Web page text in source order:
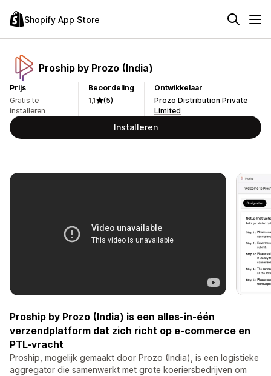
Shopify App Store
Proship by Prozo (India)
Prijs
Gratis te
installeren
Beoordeling
1,1
(5)
Ontwikkelaar
Prozo Distribution Private
Limited
Installeren
Proship by Prozo (India) is een alles-in-één
verzendplatform dat zich richt op e-commerce en
PTL-vracht
Proship, mogelijk gemaakt door Prozo (India), is een logistieke
aggregator die samenwerkt met grote koeriersbedrijven om